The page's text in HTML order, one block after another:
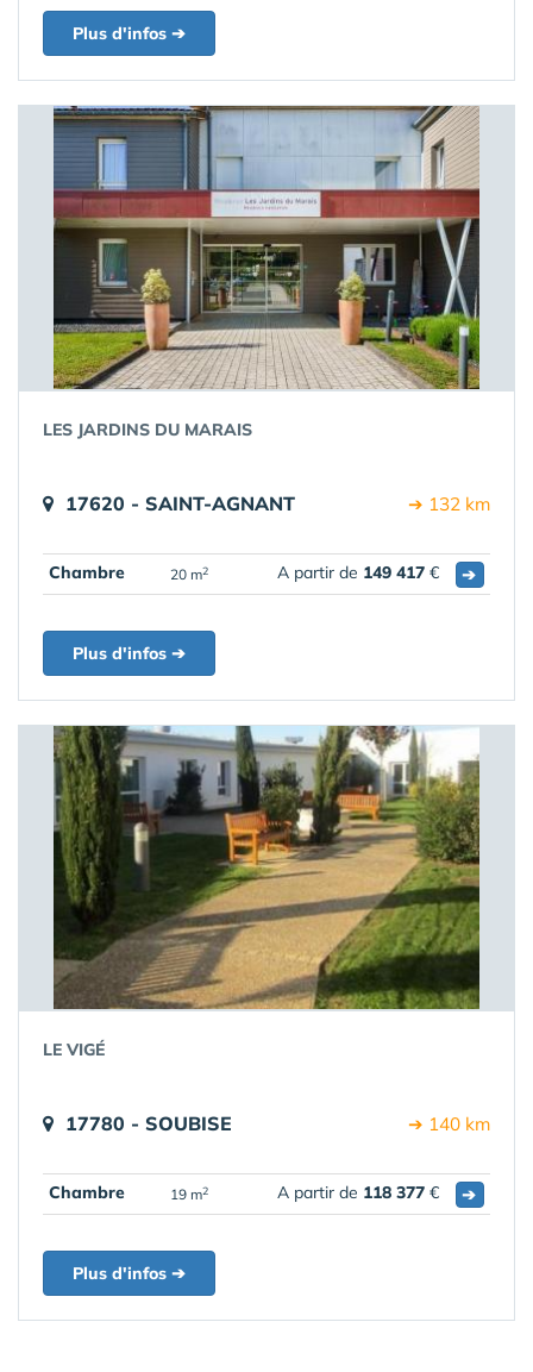
Plus d'infos ➔
LES JARDINS DU MARAIS
17620 - SAINT-AGNANT ➔ 132 km
Chambre 20 m2 A partir de 149 417 € ➔
Plus d'infos ➔
LE VIGÉ
17780 - SOUBISE ➔ 140 km
Chambre 19 m2 A partir de 118 377 € ➔
Plus d'infos ➔